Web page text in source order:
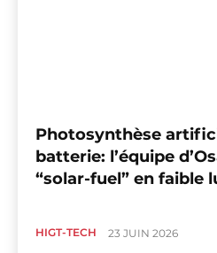
Photosynthèse
batterie: l’équipe
“solar-fuel” en faible
HIGT-TECH 23 JUIN 2026